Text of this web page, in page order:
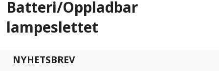
Batteri/Oppladbar
lampeslettet
NYHETSBREV